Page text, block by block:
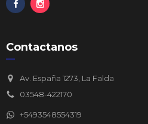
Contactanos
Av. España 1273, La Falda
03548-422170
+5493548554319